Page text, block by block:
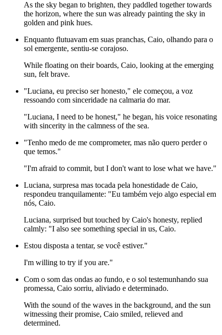
As the sky began to brighten, they paddled together towards
the horizon, where the sun was already painting the sky in
golden and pink hues.
Enquanto flutuavam em suas pranchas, Caio, olhando para o
sol emergente, sentiu-se corajoso.
While floating on their boards, Caio, looking at the emerging
sun, felt brave.
"Luciana, eu preciso ser honesto," ele começou, a voz
ressoando com sinceridade na calmaria do mar.
"Luciana, I need to be honest," he began, his voice resonating
with sincerity in the calmness of the sea.
"Tenho medo de me comprometer, mas não quero perder o
que temos."
"I'm afraid to commit, but I don't want to lose what we have."
Luciana, surpresa mas tocada pela honestidade de Caio,
respondeu tranquilamente: "Eu também vejo algo especial em
nós, Caio.
Luciana, surprised but touched by Caio's honesty, replied
calmly: "I also see something special in us, Caio.
Estou disposta a tentar, se você estiver."
I'm willing to try if you are."
Com o som das ondas ao fundo, e o sol testemunhando sua
promessa, Caio sorriu, aliviado e determinado.
With the sound of the waves in the background, and the sun
witnessing their promise, Caio smiled, relieved and
determined.